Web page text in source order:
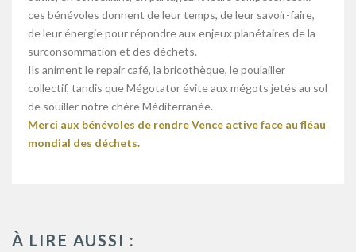
ces bénévoles donnent de leur temps, de leur savoir-faire,
de leur énergie pour répondre aux enjeux planétaires de la
surconsommation et des déchets.
Ils animent le repair café, la bricothèque, le poulailler
collectif, tandis que Mégotator évite aux mégots jetés au sol
de souiller notre chère Méditerranée.
Merci aux bénévoles de rendre Vence active face au fléau
mondial des déchets.
À LIRE AUSSI :